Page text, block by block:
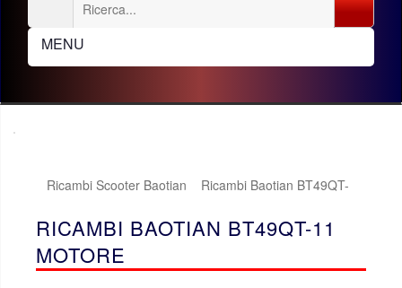
MENU
Ricambi Scooter Baotian
Ricambi Baotian BT49QT-
11
Motore
RICAMBI BAOTIAN BT49QT-11
MOTORE